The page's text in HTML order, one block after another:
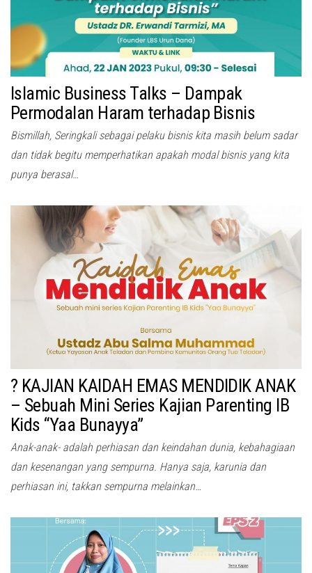
Islamic Business Talks – Dampak
Permodalan Haram terhadap Bisnis
Bismillah, Seringkali sebagai pelaku bisnis kita masih belum sadar
dan tidak begitu memperhatikan apakah modal bisnis yang kita
punya berasal…
? KAJIAN KAIDAH EMAS MENDIDIK ANAK
– Sebuah Mini Series Kajian Parenting IB
Kids “Yaa Bunayya”
Anak-anak- adalah perhiasan dan keindahan dunia, kebahagiaan
dan kesenangan yang sempurna. Hanya saja, karunia dan
perhiasan ini, takkan sempurna melainkan…